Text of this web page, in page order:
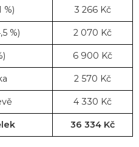
%) 3 266 Kč
%) 2 070 Kč
6 900 Kč
2 570 Kč
4 330 Kč
36 334 Kč